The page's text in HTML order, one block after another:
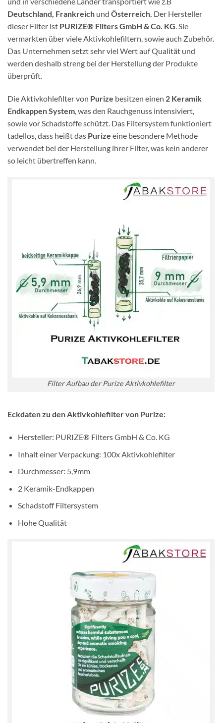
Deutschland, Frankreich und Österreich. Der Hersteller
dieser Filter ist PURIZE® Filters GmbH & Co. KG. Sie
vermarkten über viele Aktivkohlefiltern, sowie auch Zubehör.
Das Unternehmen setzt sehr viel Wert auf Qualität und
werden deshalb streng bei der Herstellung der Produkte
überprüft.
Die Aktivkohlefilter von Purize besitzen einen 2 Keramik
Endkappen System, was den Rauchgenuss intensiviert,
sowie vor Schadstoffe schützt. Das Filtersystem funktioniert
tadellos, dass heißt das Purize eine besondere Methode
verwendet bei der Herstellung ihrer Filter, was kein anderer
so leicht übertreffen kann.
Filter Aufbau der Purize Aktivkohlefilter
Eckdaten zu den Aktivkohlefilter von Purize:
Hersteller: PURIZE® Filters GmbH & Co. KG
Inhalt einer Verpackung: 100x Aktivkohlefilter
Durchmesser: 5,9mm
2 Keramik-Endkappen
Schadstoff Filtersystem
Hohe Qualität